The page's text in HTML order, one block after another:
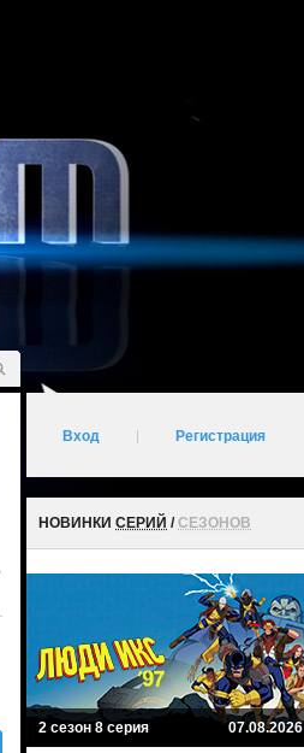
Вход Регистрация
НОВИНКИ СЕРИЙ /СЕЗОНОВ
2 сезон 8 серия 07.08.2026